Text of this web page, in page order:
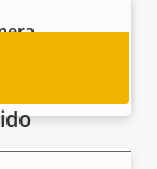
primer